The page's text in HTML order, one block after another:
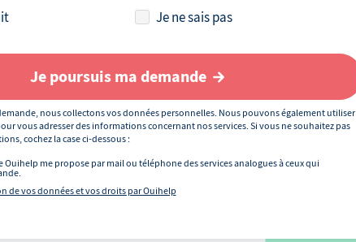
Je ne sais pas
Je poursuis ma demande
nous collectons vos données personnelles. Nous pouvons également utiliser
vous adresser des informations concernant nos services. Si vous ne souhaitez pas
cochez la case ci-dessous :
Ouihelp me propose par mail ou téléphone des services analogues à ceux qui
de vos données et vos droits par Ouihelp